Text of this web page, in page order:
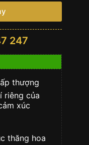
247
thượng
riêng của
xúc
thăng hoa